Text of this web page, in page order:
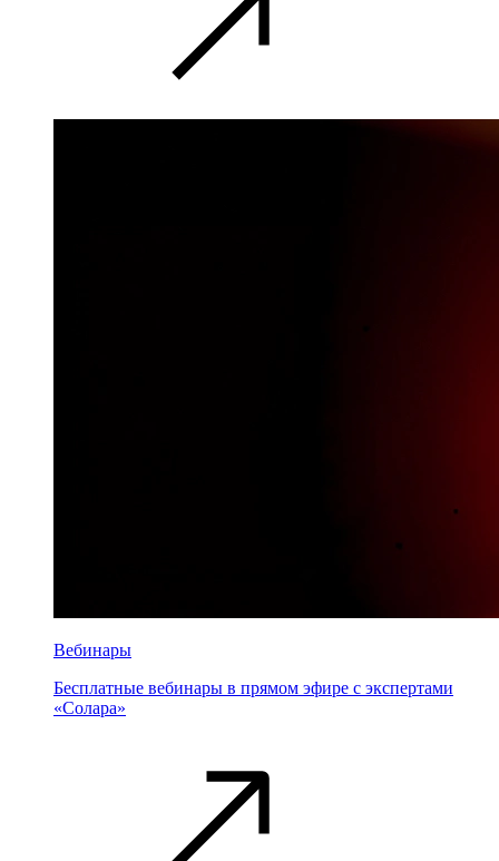
Вебинары
Бесплатные вебинары в прямом эфире с экспертами
«Солара»